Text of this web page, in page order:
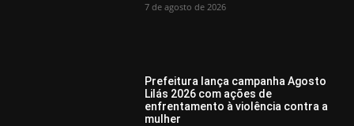
7 de agosto de 2026
Prefeitura lança campanha Agosto
Lilás 2026 com ações de
enfrentamento à violência contra a
mulher